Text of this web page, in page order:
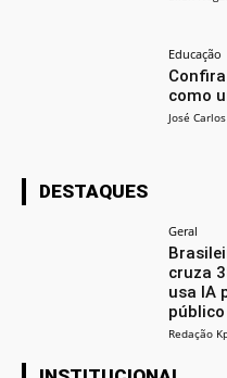
Educação
como
José Carlos
DESTAQUES
Geral
cruza
usa IA
Redação